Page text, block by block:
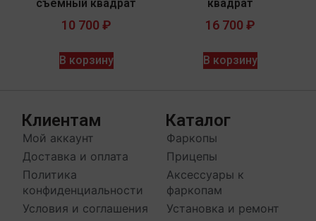
съемный квадрат
10 700 ₽
В корзину
квадрат
16 700 ₽
В корзину
Клиентам
Мой аккаунт
Доставка и оплата
Политика
конфиденциальности
Условия и соглашения
Каталог
Фаркопы
Прицепы
Аксессуары к
фаркопам
Установка и ремонт